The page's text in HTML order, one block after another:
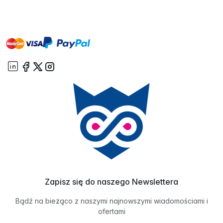
mastervisa paypal
Zapisz się do naszego Newslettera
Bądź na bieżąco z naszymi najnowszymi wiadomościami i
ofertami